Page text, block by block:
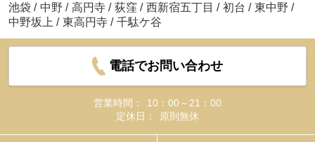
池袋 / 中野 / 高円寺 / 荻窪 / 西新宿五丁目 / 初台 / 東中野 /
中野坂上 / 東高円寺 / 千駄ケ谷
電話でお問い合わせ
営業時間：
10：00～21：00
定休日：
原則無休